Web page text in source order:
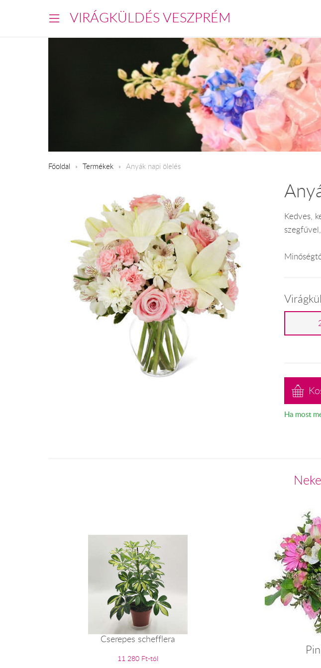
VIRÁGKÜLDÉS VESZPRÉM
Főoldal Termékek Anyák napi ölelés
Kedves,
Ha most
Cserepes schefflera
11 280 Ft-tól